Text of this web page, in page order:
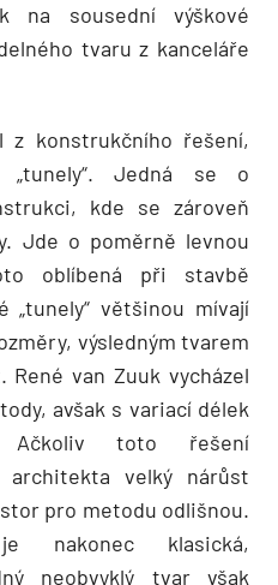
na sousední výškové
tvaru z kanceláře
z konstrukčního řešení,
„tunely“. Jedná se o
kde se zároveň
Jde o poměrně levnou
oblíbená při stavbě
„tunely“ většinou mívají
výsledným tvarem
van Zuuk vycházel
avšak s variací délek
Ačkoliv toto řešení
architekta velký nárůst
pro metodu odlišnou.
nakonec klasická,
neobvyklý tvar však